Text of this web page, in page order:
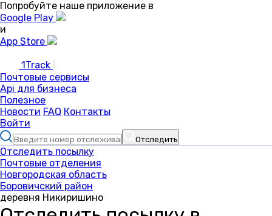
Попробуйте наше приложение в
Google Play
и
App Store
1Track
Почтовые сервисы
Api для бизнеса
Полезное
Новости FAQ Контакты
Войти
Отследить
Отследить посылку
Почтовые отделения
Новгородская область
Боровичский район
деревня Никиришино